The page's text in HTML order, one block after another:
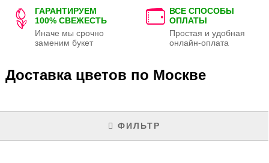
ГАРАНТИРУЕМ
100% СВЕЖЕСТЬ
Иначе мы срочно
заменим букет
ВСЕ СПОСОБЫ
ОПЛАТЫ
Простая и удобная
онлайн-оплата
Доставка цветов по Москве
ФИЛЬТР